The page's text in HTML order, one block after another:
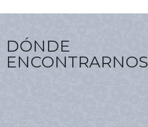
DÓNDE
ENCONTRARNOS